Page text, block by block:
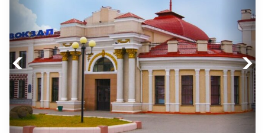
Previous Next